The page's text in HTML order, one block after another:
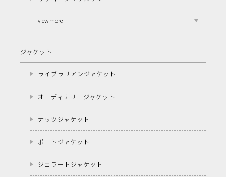
view more
ジャケット
ライブラリアンジャケット
オーディナリージャケット
ナッツジャケット
ポートジャケット
ジェラートジャケット